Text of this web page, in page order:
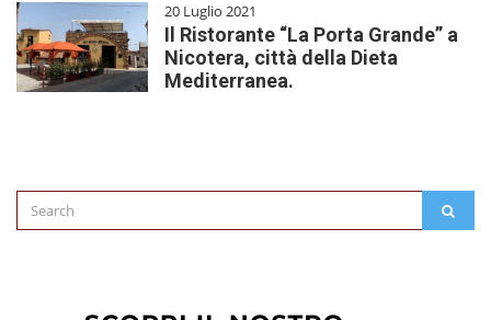
20 Luglio 2021
Il Ristorante “La Porta Grande” a
Nicotera, città della Dieta
Mediterranea.
Search
for: